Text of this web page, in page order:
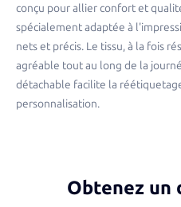
conçu pour allier confort et
spécialement adaptée à
nets et précis. Le tissu, à la fois
agréable tout au long de la
détachable facilite la
personnalisation.
Obtenez un